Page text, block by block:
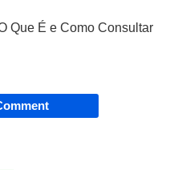
Que É e Como Consultar